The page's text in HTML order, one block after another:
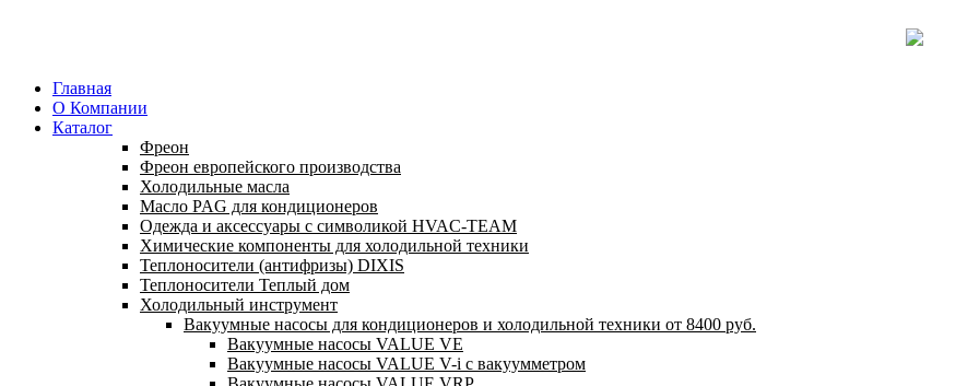
Главная
О Компании
Каталог
Фреон
Фреон европейского производства
Холодильные масла
Масло PAG для кондиционеров
Одежда и аксессуары с символикой HVAC-TEAM
Химические компоненты для холодильной техники
Теплоносители (антифризы) DIXIS
Теплоносители Теплый дом
Холодильный инструмент
Вакуумные насосы для кондиционеров и холодильной техники от 8400 руб.
Вакуумные насосы VALUE VE
Вакуумные насосы VALUE V-i с вакуумметром